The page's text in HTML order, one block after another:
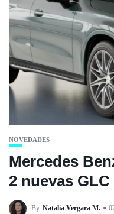
NOVEDADES
Mercedes
2 nuevas GLC
By Natalia Vergara M.